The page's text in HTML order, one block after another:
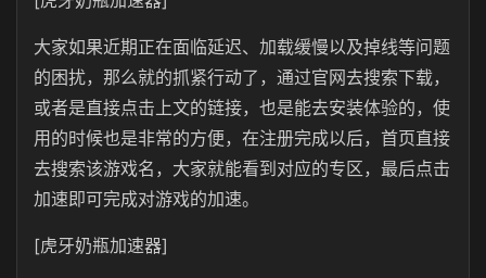
大家如果近期正在面临延迟、加载缓慢以及掉线等问题
的困扰，那么就的抓紧行动了，通过官网去搜索下载，
或者是直接点击上文的链接，也是能去安装体验的，使
用的时候也是非常的方便，在注册完成以后，首页直接
去搜索该游戏名，大家就能看到对应的专区，最后点击
加速即可完成对游戏的加速。
[虎牙奶瓶加速器]